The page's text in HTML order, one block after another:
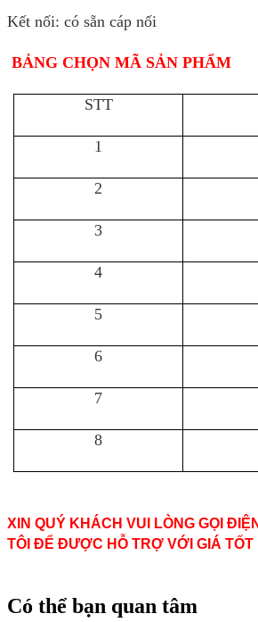
Kết nối: có sẵn cáp nối
BẢNG CHỌN MÃ SẢN PHẨM
STT
1
2
3
4
5
6
7
8
XIN QUÝ KHÁCH VUI LÒNG GỌI
TÔI ĐỂ ĐƯỢC HỖ TRỢ VỚI GIÁ TỐT
Có thể bạn quan tâm